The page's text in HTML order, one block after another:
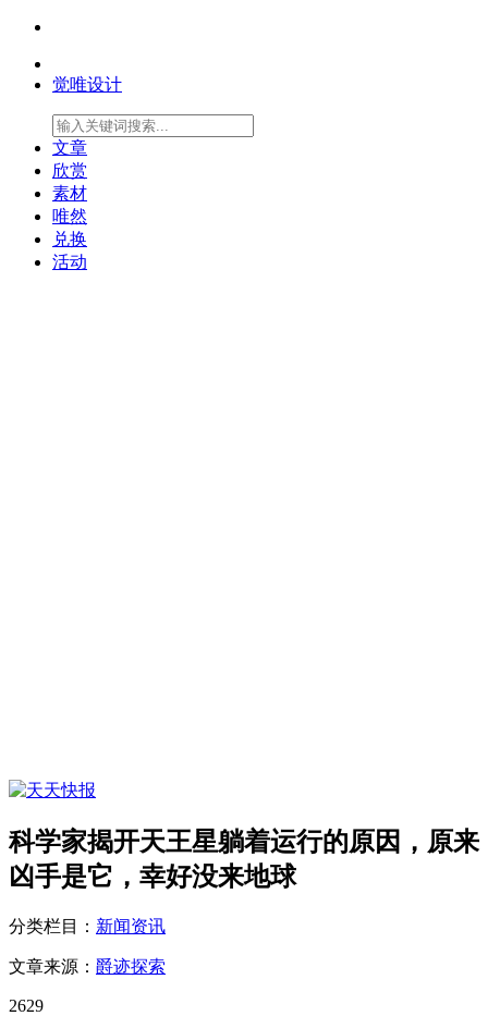
觉唯设计
文章
欣赏
素材
唯然
兑换
活动
科学家揭开天王星躺着运行的原因，原来
凶手是它，幸好没来地球
分类栏目： 新闻资讯
文章来源： 爵迹探索
2629